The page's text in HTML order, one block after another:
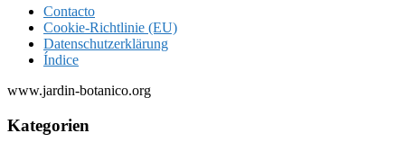
Contacto
Cookie-Richtlinie (EU)
Datenschutzerklärung
Índice
www.jardin-botanico.org
Kategorien